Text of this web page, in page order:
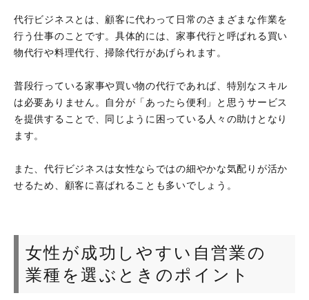
代行ビジネスとは、顧客に代わって日常のさまざまな作業を
行う仕事のことです。具体的には、家事代行と呼ばれる買い
物代行や料理代行、掃除代行があげられます。
普段行っている家事や買い物の代行であれば、特別なスキル
は必要ありません。自分が「あったら便利」と思うサービス
を提供することで、同じように困っている人々の助けとなり
ます。
また、代行ビジネスは女性ならではの細やかな気配りが活か
せるため、顧客に喜ばれることも多いでしょう。
女性が成功しやすい自営業の
業種を選ぶときのポイント